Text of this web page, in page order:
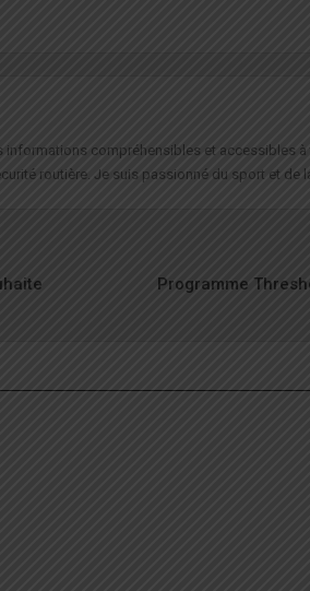
informations compréhensibles et accessibles
routière. Je suis passionné du sport et de
Programme